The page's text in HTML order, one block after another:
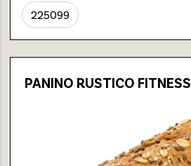
225099
PANINO RUSTICO FITNESS